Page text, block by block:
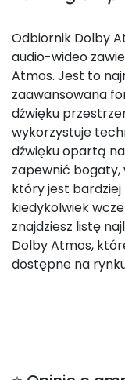
Odbiornik Dolby
audio-wideo
Atmos. Jest to
zaawansowana
dźwięku
wykorzystuje
dźwięku opartą
zapewnić bogaty,
który jest
kiedykolwiek
znajdziesz listę
Dolby Atmos,
dostępne na